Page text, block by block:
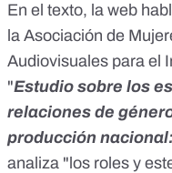
En el texto, la web
la Asociación de
Audiovisuales para el
"Estudio sobre los
relaciones de
producción
analiza "los roles y